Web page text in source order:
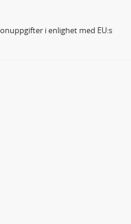
i enlighet med EU:s